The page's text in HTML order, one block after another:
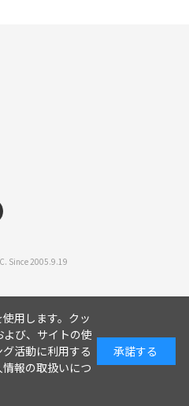
Since 2005.9.19
用します。クッ
び、サイトの使
活動に利用する
情報の取扱いにつ
承諾する